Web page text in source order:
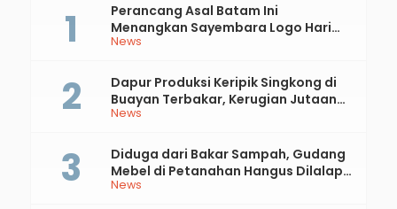
News
Perancang Asal Batam Ini
Menangkan Sayembara Logo Hari
Jadi ke-397 Kabupaten Kebumen
News
Dapur Produksi Keripik Singkong di
Buayan Terbakar, Kerugian Jutaan
Rupiah
News
Diduga dari Bakar Sampah, Gudang
Mebel di Petanahan Hangus Dilalap
Api